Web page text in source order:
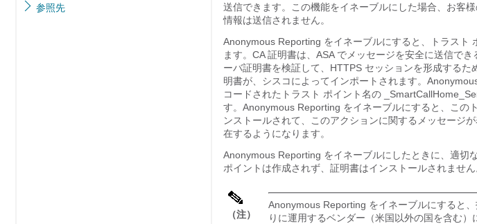
参照先
送信できます。この機能をイネーブルにした場合、お客
情報は送信されません。
Anonymous Reporting をイネーブルにすると、トラスト
ます。CA 証明書は、ASA でメッセージを安全に送信で
ーバ証明書を検証して、HTTPS セッションを形成する
明書が、シスコによってインポートされます。
コードされたトラスト ポイント名の
す。Anonymous Reporting をイネーブルにすると、この
ンストールされて、このアクションに関するメッセージ
在するようになります。
Anonymous Reporting をイネーブルにしたときに、適切
ポイントは作成されず、証明書はインストールされません
（注）
Anonymous Reporting をイネーブルにすると
りに運用するベンダー（米国以外の国を含む